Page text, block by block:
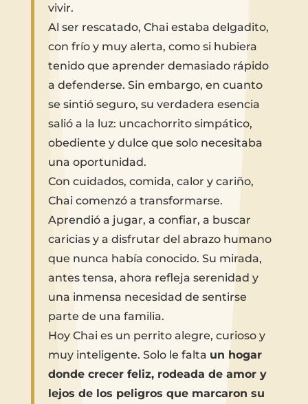
vivir.
Al ser rescatado, Chai estaba delgadito,
con frío y muy alerta, como si hubiera
tenido que aprender demasiado rápido
a defenderse. Sin embargo, en cuanto
se sintió seguro, su verdadera esencia
salió a la luz: uncachorrito simpático,
obediente y dulce que solo necesitaba
una oportunidad.
Con cuidados, comida, calor y cariño,
Chai comenzó a transformarse.
Aprendió a jugar, a confiar, a buscar
caricias y a disfrutar del abrazo humano
que nunca había conocido. Su mirada,
antes tensa, ahora refleja serenidad y
una inmensa necesidad de sentirse
parte de una familia.
Hoy Chai es un perrito alegre, curioso y
muy inteligente. Solo le falta un hogar
donde crecer feliz, rodeada de amor y
lejos de los peligros que marcaron su